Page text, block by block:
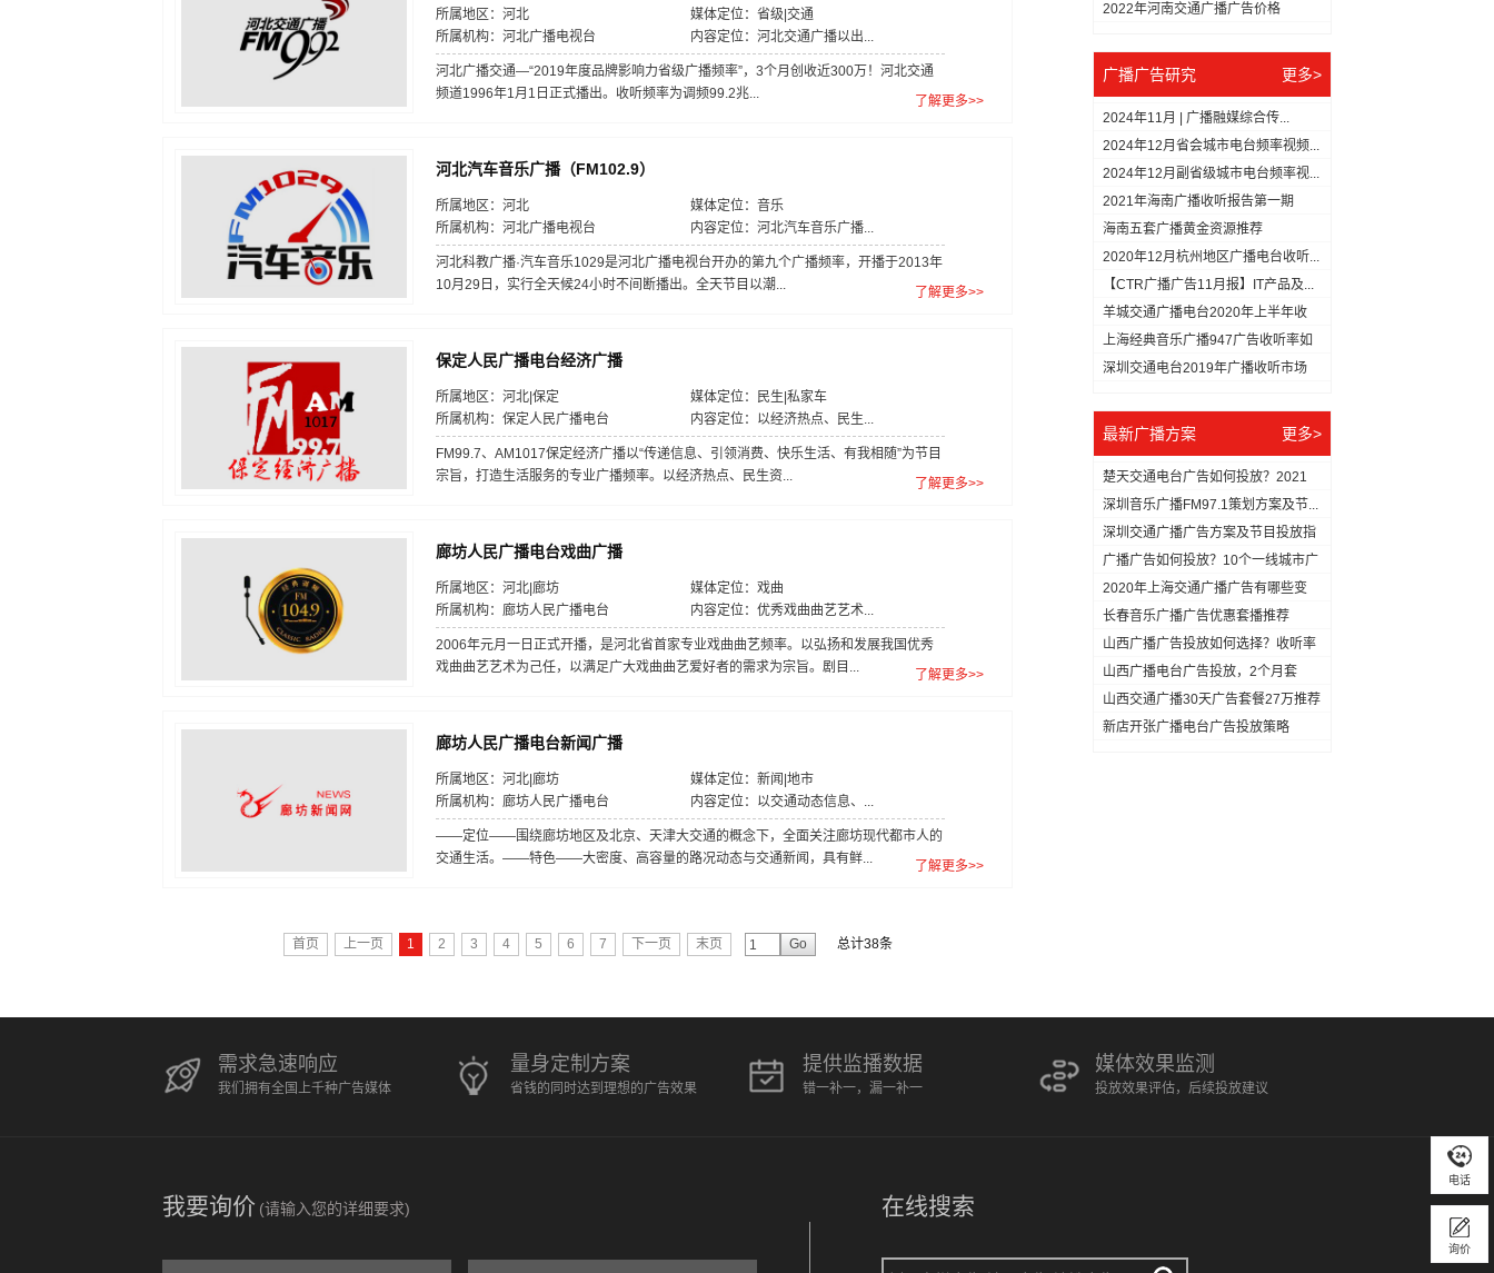
所属地区：河北
媒体定位：省级|交通
所属机构：河北广播电视台
内容定位：河北交通广播以出...
河北广播交通—“2019年度品牌影响力省级广播频率”，3个月创收近300万！河北交通
频道1996年1月1日正式播出。收听频率为调频99.2兆...
了解更多>>
河北汽车音乐广播（FM102.9）
所属地区：河北
媒体定位：音乐
所属机构：河北广播电视台
内容定位：河北汽车音乐广播...
河北科教广播·汽车音乐1029是河北广播电视台开办的第九个广播频率，开播于2013年
10月29日，实行全天候24小时不间断播出。全天节目以潮...
了解更多>>
保定人民广播电台经济广播
所属地区：河北|保定
媒体定位：民生|私家车
所属机构：保定人民广播电台
内容定位：以经济热点、民生...
FM99.7、AM1017保定经济广播以“传递信息、引领消费、快乐生活、有我相随”为节目
宗旨，打造生活服务的专业广播频率。以经济热点、民生资...
了解更多>>
廊坊人民广播电台戏曲广播
所属地区：河北|廊坊
媒体定位：戏曲
所属机构：廊坊人民广播电台
内容定位：优秀戏曲曲艺艺术...
2006年元月一日正式开播，是河北省首家专业戏曲曲艺频率。以弘扬和发展我国优秀
戏曲曲艺艺术为己任，以满足广大戏曲曲艺爱好者的需求为宗旨。剧目...
了解更多>>
廊坊人民广播电台新闻广播
所属地区：河北|廊坊
媒体定位：新闻|地市
所属机构：廊坊人民广播电台
内容定位：以交通动态信息、...
——定位——围绕廊坊地区及北京、天津大交通的概念下，全面关注廊坊现代都市人的
交通生活。——特色——大密度、高容量的路况动态与交通新闻，具有鲜...
了解更多>>
首页 上一页 1 2 3 4 5 6 7 下一页 末页 Go 总计38条
2022年河南交通广播广告价格
广播广告研究 更多>
2024年11月 | 广播融媒综合传...
2024年12月省会城市电台频率视频...
2024年12月副省级城市电台频率视...
2021年海南广播收听报告第一期
（1...
海南五套广播黄金资源推荐
2020年12月杭州地区广播电台收听...
【CTR广播广告11月报】IT产品及...
羊城交通广播电台2020年上半年收
听...
上海经典音乐广播947广告收听率如
何...
深圳交通电台2019年广播收听市场
最新广播方案 更多>
楚天交通电台广告如何投放？2021
年...
深圳音乐广播FM97.1策划方案及节...
深圳交通广播广告方案及节目投放指
南
广播广告如何投放？10个一线城市广
播...
2020年上海交通广播广告有哪些变
化...
长春音乐广播广告优惠套播推荐
山西广播广告投放如何选择？收听率
最高...
山西广播电台广告投放，2个月套
餐，仅...
山西交通广播30天广告套餐27万推荐
新店开张广播电台广告投放策略
需求急速响应
我们拥有全国上千种广告媒体
量身定制方案
省钱的同时达到理想的广告效果
提供监播数据
错一补一，漏一补一
媒体效果监测
投放效果评估，后续投放建议
我要询价 (请输入您的详细要求) 在线搜索
电话
询价